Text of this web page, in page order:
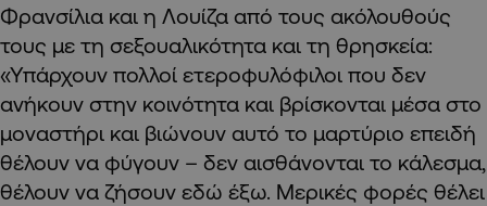
Φρανσίλια και η Λουίζα από τους ακόλουθούς
τους με τη σεξουαλικότητα και τη θρησκεία:
«Υπάρχουν πολλοί ετεροφυλόφιλοι που δεν
ανήκουν στην κοινότητα και βρίσκονται μέσα στο
μοναστήρι και βιώνουν αυτό το μαρτύριο επειδή
θέλουν να φύγουν – δεν αισθάνονται το κάλεσμα,
θέλουν να ζήσουν εδώ έξω. Μερικές φορές θέλει